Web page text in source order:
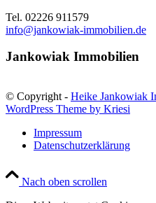
Tel. 02226 911579
info@jankowiak-immobilien.de
Jankowiak Immobilien
© Copyright - Heike Jankowiak
WordPress Theme by Kriesi
Impressum
Datenschutzerklärung
Nach oben scrollen